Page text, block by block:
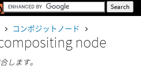
コンポジットノード
node
します。